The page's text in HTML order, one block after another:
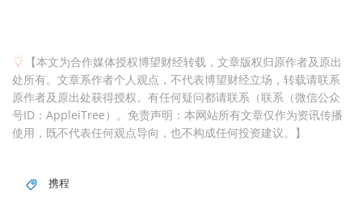
【本文为合作媒体授权博望财经转载，文章版权归原作者及原出
处所有。文章系作者个人观点，不代表博望财经立场，转载请联系
原作者及原出处获得授权。有任何疑问都请联系（联系（微信公众
号ID：AppleiTree）。免责声明：本网站所有文章仅作为资讯传播
使用，既不代表任何观点导向，也不构成任何投资建议。】
携程